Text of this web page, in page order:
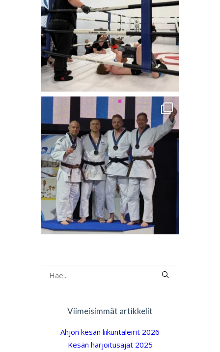
Viimeisimmät artikkelit
Ahjon kesän liikuntaleirit 2026
Kesän harjoitusajat 2025